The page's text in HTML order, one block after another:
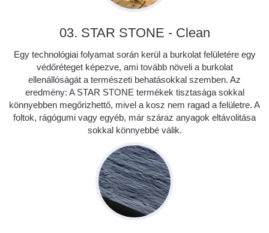
03. STAR STONE - Clean
Egy technológiai folyamat során kerül a burkolat felületére egy
védőréteget képezve, ami tovább növeli a burkolat
ellenállóságát a természeti behatásokkal szemben. Az
eredmény: A STAR STONE termékek tisztasága sokkal
könnyebben megőrizhettő, mivel a kosz nem ragad a felületre. A
foltok, rágógumi vagy egyéb, már száraz anyagok eltávolitása
sokkal könnyebbé válik.